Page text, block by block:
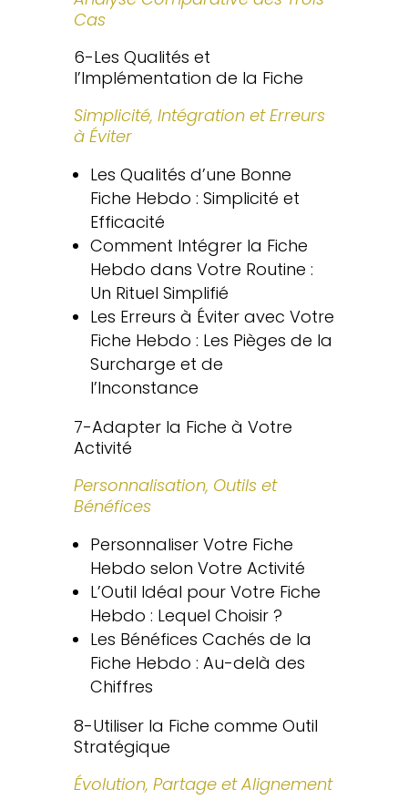
Cas
6-Les Qualités et
l’Implémentation de la Fiche
Simplicité, Intégration et Erreurs
à Éviter
Les Qualités d’une Bonne
Fiche Hebdo : Simplicité et
Efficacité
Comment Intégrer la Fiche
Hebdo dans Votre Routine :
Un Rituel Simplifié
Les Erreurs à Éviter avec Votre
Fiche Hebdo : Les Pièges de la
Surcharge et de
l’Inconstance
7-Adapter la Fiche à Votre
Activité
Personnalisation, Outils et
Bénéfices
Personnaliser Votre Fiche
Hebdo selon Votre Activité
L’Outil Idéal pour Votre Fiche
Hebdo : Lequel Choisir ?
Les Bénéfices Cachés de la
Fiche Hebdo : Au-delà des
Chiffres
8-Utiliser la Fiche comme Outil
Stratégique
Évolution, Partage et Alignement